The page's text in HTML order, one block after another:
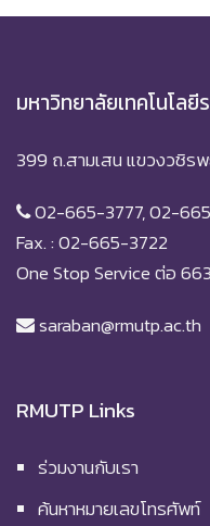
มหาวิทยาลัยเทคโนโล
399 ถ.สามเสน แขวงวชิร
02-665-3777, 02-
Fax. : 02-665-3722
One Stop Service ต่อ
saraban@rmutp.ac.th
RMUTP Links
ร่วมงานกับเรา
ค้นหาหมายเลขโทรศัพท์